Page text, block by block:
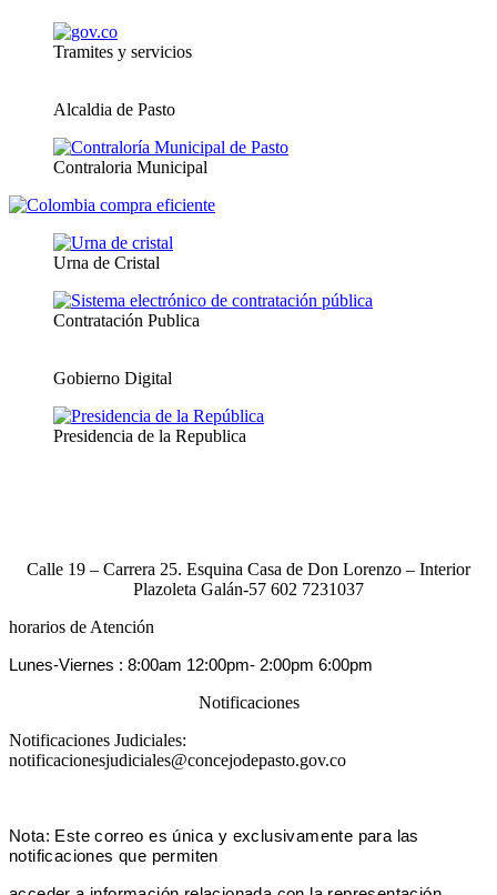
Tramites y servicios
Alcaldia de Pasto
Contraloria Municipal
Urna de Cristal
Contratación Publica
Gobierno Digital
Presidencia de la Republica
Calle 19 – Carrera 25. Esquina Casa de Don Lorenzo – Interior
Plazoleta Galán-57 602 7231037
horarios de Atención
Lunes-Viernes : 8:00am 12:00pm- 2:00pm 6:00pm
Notificaciones
Notificaciones Judiciales:
notificacionesjudiciales@concejodepasto.gov.co
Nota: Este correo es única y exclusivamente para las
notificaciones que permiten